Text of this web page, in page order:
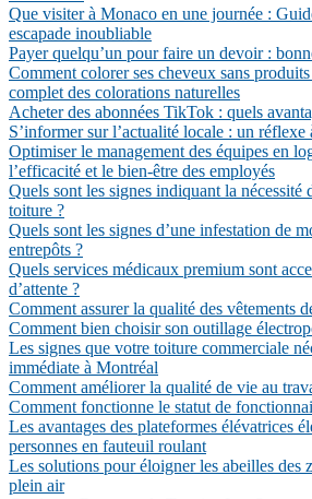
Que visiter à Monaco en une journée :
escapade inoubliable
Payer quelqu’un pour faire un devoir :
Comment colorer ses cheveux sans
complet des colorations naturelles
Acheter des abonnées TikTok : quels
S’informer sur l’actualité locale : un
Optimiser le management des équipes en
l’efficacité et le bien-être des employés
Quels sont les signes indiquant la nécessité
toiture ?
Quels sont les signes d’une infestation de
entrepôts ?
Quels services médicaux premium sont
d’attente ?
Comment assurer la qualité des vêtements
Comment bien choisir son outillage
Les signes que votre toiture commerciale
immédiate à Montréal
Comment améliorer la qualité de vie au
Comment fonctionne le statut de
Les avantages des plateformes élévatrices
personnes en fauteuil roulant
Les solutions pour éloigner les abeilles des
plein air